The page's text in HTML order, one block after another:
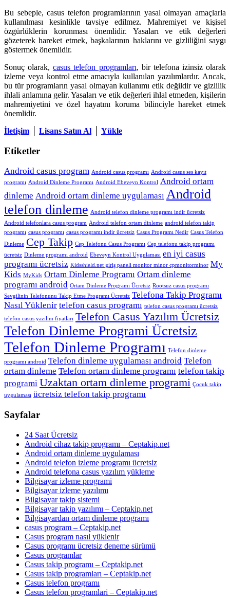
Bu sebeple, casus telefon programlarının yasal olmayan amaçlarla
kullanılması kesinlikle tavsiye edilmez. Mahremiyet ve kişisel
özgürlüklerin korunması önemlidir. Yasaları ve etik değerleri
gözeterek hareket etmek, başkalarının haklarını ve gizliliğini saygı
göstermek önemlidir.
Sonuç olarak,casus telefon programları, bir telefona izinsiz olarak
izleme veya kontrol etme amacıyla kullanılan yazılımlardır. Ancak,
bu tür programların yasal olmayan kullanımı etik değildir ve gizlilik
ihlali anlamına gelir. Yasaları ve etik değerleri ihlal etmeden, kişilerin
mahremiyetini ve özel hayatını koruma bilinciyle hareket etmek
önemlidir.
İletişim
Lisans Satın Al Yükle
Etiketler
Android casus program Android casus programı Android casus ses kayıt
programı Android Dinleme Programı Android Ebeveyn Kontrol Android ortam
dinleme Android ortam dinleme uygulaması Android
telefon dinleme Android telefon dinleme programı indir ücretsiz
Android telefonlara casus program Android telefon ortam dinleme android telefon takip
programı casus programı casus programı indir ücretsiz Casus Programı Nedir Casus Telefon
Dinleme Cep Takip Cep Telefonu Casus Programı Cep telefonu takip programı
ücretsiz Dinleme programı android Ebeveyn Kontrol Uygulaması en iyi casus
programı ücretsiz Kidsshield.net giriş paneli monitor minor cpmonitorminor My
Kids MyKids Ortam Dinleme Programı Ortam dinleme
programı android Ortam Dinleme Programı Ücretsiz Rootsuz casus programı
Sevgilinin Telefonunu Takip Etme Programı Ücretsiz Telefona Takip Programı
Nasıl Yüklenir telefon casus programı telefon casus programı ücretsiz
telefon casus yazılım fiyatları Telefon Casus Yazılım Ücretsiz
Telefon Dinleme Programi Ücretsiz
Telefon Dinleme Programı Telefon dinleme
programı android Telefon dinleme uygulaması android Telefon
ortam dinleme Telefon ortam dinleme programı telefon takip
programi Uzaktan ortam dinleme programi Çocuk takip
uygulaması ücretsiz telefon takip programı
Sayfalar
24 Saat Ücretsiz
Android cihaz takip programı – Ceptakip.net
Android ortam dinleme uygulaması
Android telefon izleme programı ücretsiz
Android telefona casus yazılım yükleme
Bilgisayar izleme programi
Bilgisayar izleme yazılımı
Bilgisayar takip sistemi
Bilgisayar takip yazılımı – Ceptakip.net
Bilgisayardan ortam dinleme programı
casus program – Ceptakip.net
Casus program nasıl yüklenir
Casus programı ücretsiz deneme sürümü
Casus programlar
Casus takip programı – Ceptakip.net
Casus takip programları – Ceptakip.net
Casus telefon programı
Casus telefon programlari – Ceptakip.net